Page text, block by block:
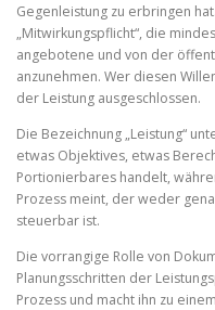
Gegenleistung zu erbringen
„Mitwirkungspflicht“, die
angebotene und von der
anzunehmen. Wer diesen
der Leistung ausgeschlossen.
Die Bezeichnung „Leistung“
etwas Objektives, etwas
Portionierbares handelt,
Prozess meint, der weder
steuerbar ist.
Die vorrangige Rolle von
Planungsschritten der
Prozess und macht ihn zu